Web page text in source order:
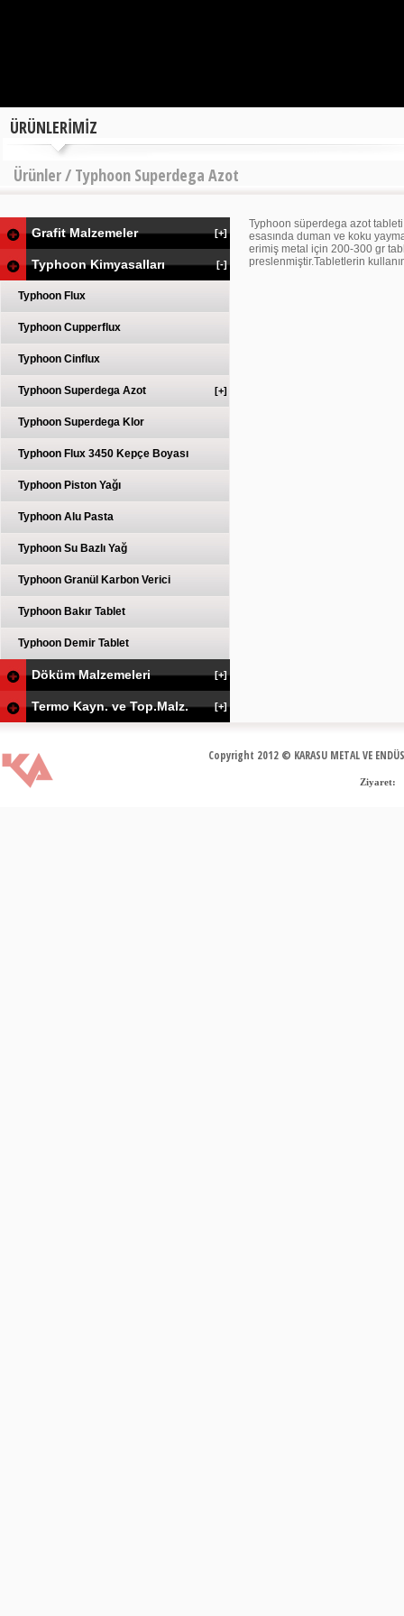
ÜRÜNLERİMİZ
Ürünler / Typhoon Superdega Azot
Grafit Malzemeler [+]
Typhoon Kimyasalları [-]
Typhoon Flux
Typhoon Cupperflux
Typhoon Cinflux
Typhoon Superdega Azot [+]
Typhoon Superdega Klor
Typhoon Flux 3450 Kepçe Boyası
Typhoon Piston Yağı
Typhoon Alu Pasta
Typhoon Su Bazlı Yağ
Typhoon Granül Karbon Verici
Typhoon Bakır Tablet
Typhoon Demir Tablet
Döküm Malzemeleri [+]
Termo Kayn. ve Top.Malz. [+]
Typhoon süperdega azot
esasında duman ve koku
erimiş metal için 200-300 gr
preslenmiştir.Tabletlerin
Copyright 2012 © KARASU METAL VE
Ziyaret: